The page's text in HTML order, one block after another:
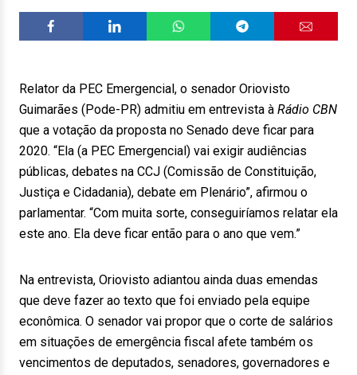
Relator da PEC Emergencial, o senador Oriovisto
Guimarães (Pode-PR) admitiu em entrevista à Rádio CBN
que a votação da proposta no Senado deve ficar para
2020. “Ela (a PEC Emergencial) vai exigir audiências
públicas, debates na CCJ (Comissão de Constituição,
Justiça e Cidadania), debate em Plenário”, afirmou o
parlamentar. “Com muita sorte, conseguiríamos relatar ela
este ano. Ela deve ficar então para o ano que vem.”
Na entrevista, Oriovisto adiantou ainda duas emendas
que deve fazer ao texto que foi enviado pela equipe
econômica. O senador vai propor que o corte de salários
em situações de emergência fiscal afete também os
vencimentos de deputados, senadores, governadores e